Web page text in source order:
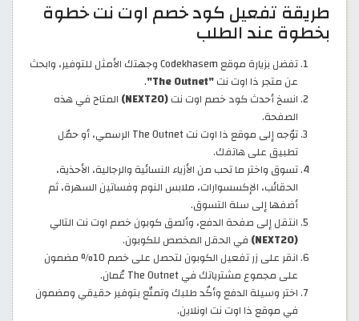
طريقة تفعيل كود خصم اوت نت خطوة
بخطوة عند الطلب
تفضل بزيارة موقع Codekhasem وجهتك الأمثل للتوفير، وابحث
عن متجر ذا اوت نت"The Outnet"
.
انسخ أحدث كود خصم اوت نت(NEXT20)
المتاح في هذه
الصفحة.
توّجه إلى موقع ذا اوت نت The Outnet الرسمي، أو حمّل
تطبيق على هاتفك.
تسوق واختر ما تحب من الأزياء النسائية والرجالية، الأحذية،
الحقائب، الإكسسوارات، ملابس النوم وفساتين السهرة، ثم
أضفها إلى سلة التسوق.
انتقل إلى صفحة الدفع، وألصق كوبون خصم اوت نت التالي
(NEXT20)
في الحقل المخصص للكوبون.
انقر على زر تفعيل الكوبون لتحصل على خصم 10% مضمون
على مجموع مشترياتك في The Outnet عُمان.
اختر وسيلة الدفع وأكّد طلبك وتمتّع بتوفير حقيقي ومضمون
في موقع ذا اوت نت اونلاين.